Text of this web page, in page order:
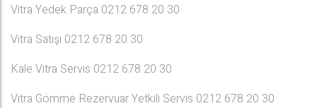
Vitra Yedek Parça 0212 678 20 30
Vitra Satışı 0212 678 20 30
Kale Vitra Servis 0212 678 20 30
Vitra Gömme Rezervuar Yetkili Servis 0212 678 20 30